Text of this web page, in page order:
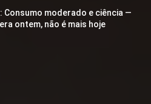
Consumo moderado e ciência —
ontem, não é mais hoje